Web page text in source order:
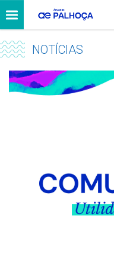
NOTÍCIAS